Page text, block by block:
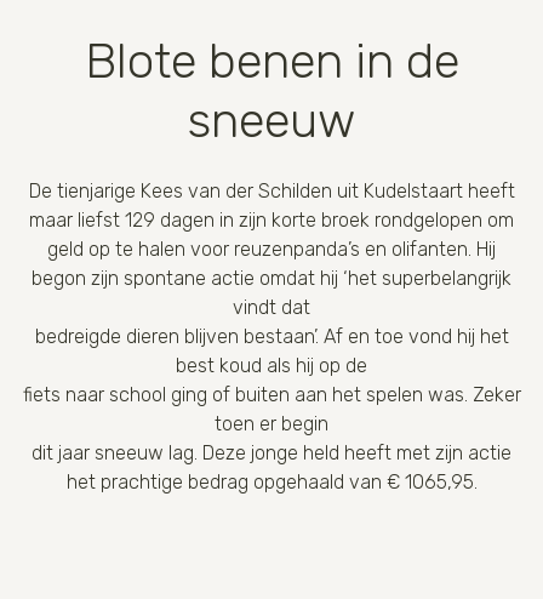
Blote benen in de
sneeuw
De tienjarige Kees van der Schilden uit Kudelstaart heeft
maar liefst 129 dagen in zijn korte broek rondgelopen om
geld op te halen voor reuzenpanda’s en olifanten. Hij
begon zijn spontane actie omdat hij ‘het superbelangrijk
vindt dat
bedreigde dieren blijven bestaan’. Af en toe vond hij het
best koud als hij op de
fiets naar school ging of buiten aan het spelen was. Zeker
toen er begin
dit jaar sneeuw lag. Deze jonge held heeft met zijn actie
het prachtige bedrag opgehaald van € 1065,95.